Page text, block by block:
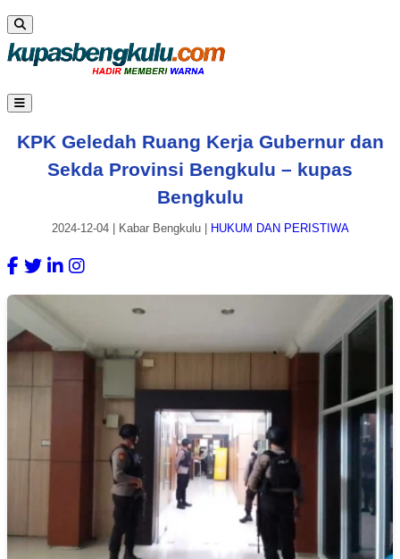
KPK Geledah Ruang Kerja Gubernur dan
Sekda Provinsi Bengkulu – kupas
Bengkulu
2024-12-04| Kabar Bengkulu| HUKUM DAN PERISTIWA